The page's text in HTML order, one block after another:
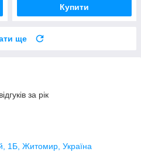
Купити
ще
за рік
1Б, Житомир, Україна